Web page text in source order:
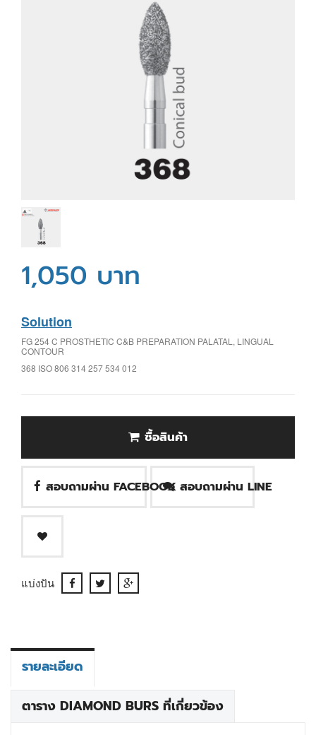
1,050 บาท
Solution
FG 254 C PROSTHETIC C&B PREPARATION PALATAL, LINGUAL
CONTOUR
368 ISO 806 314 257 534 012
ซื้อสินค้า
สอบถามผ่าน FACEBOOK สอบถามผ่าน LINE
แบ่งปัน
รายละเอียด
ตาราง DIAMOND BURS ที่เกี่ยวข้อง